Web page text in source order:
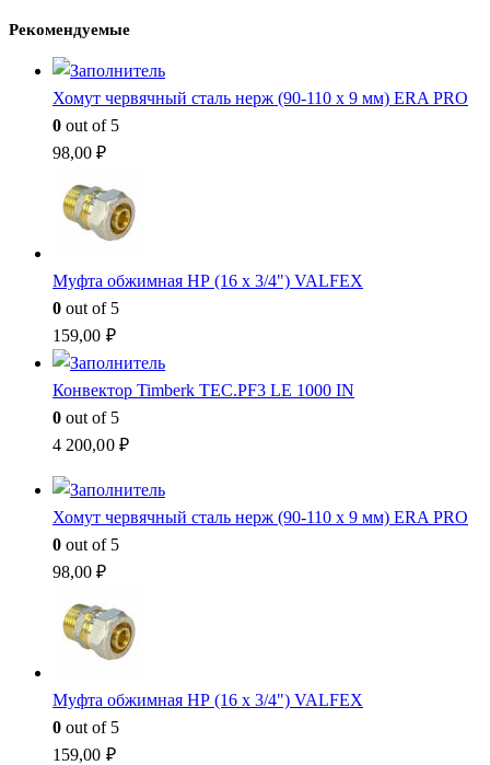
Рекомендуемые
Хомут червячный сталь нерж (90-110 x 9 мм) ERA PRO
0 out of 5
98,00₽
Муфта обжимная НР (16 x 3/4") VALFEX
0 out of 5
159,00 ₽
Конвектор Timberk TEC.PF3 LE 1000 IN
0 out of 5
4 200,00 ₽
Хомут червячный сталь нерж (90-110 x 9 мм) ERA PRO
0 out of 5
98,00₽
Муфта обжимная НР (16 x 3/4") VALFEX
0 out of 5
159,00 ₽